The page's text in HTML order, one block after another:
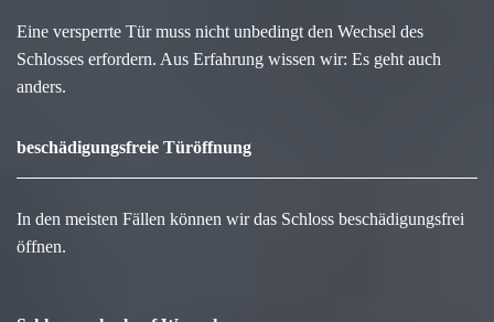
Eine versperrte Tür muss nicht unbedingt den Wechsel des
Schlosses erfordern. Aus Erfahrung wissen wir: Es geht auch
anders.
beschädigungsfreie Türöffnung
In den meisten Fällen können wir das Schloss beschädigungsfrei
öffnen.